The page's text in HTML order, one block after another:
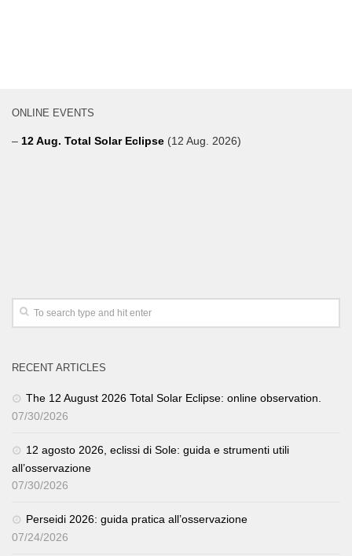
ONLINE EVENTS
– 12 Aug. Total Solar Eclipse (12 Aug. 2026)
RECENT ARTICLES
The 12 August 2026 Total Solar Eclipse: online observation.
07/30/2026
12 agosto 2026, eclissi di Sole: guida e strumenti utili
all’osservazione
07/30/2026
Perseidi 2026: guida pratica all’osservazione
07/24/2026